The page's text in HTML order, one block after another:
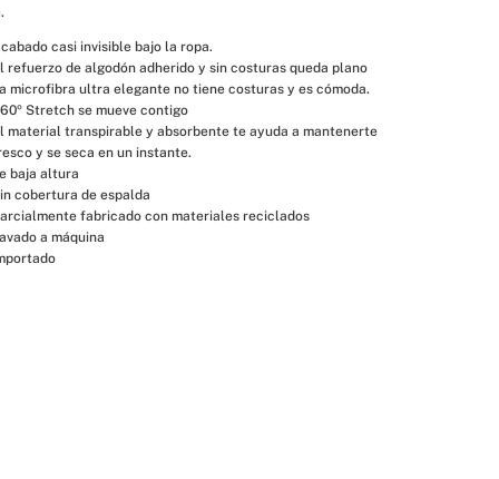
casi invisible bajo la ropa.
refuerzo de algodón adherido y sin costuras queda plano
microfibra ultra elegante no tiene costuras y es cómoda.
Stretch se mueve contigo
material transpirable y absorbente te ayuda a mantenerte
y se seca en un instante.
baja altura
cobertura de espalda
fabricado con materiales reciclados
a máquina